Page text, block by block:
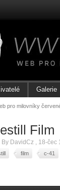
Galerie
pro milovníky
Film
By DavidCz , 18-čec
film c-41